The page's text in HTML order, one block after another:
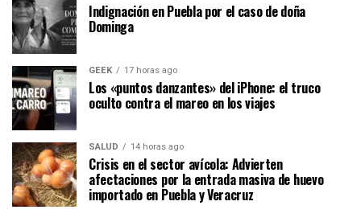
Indignación en Puebla por el caso de doña
Dominga
GEEK 17 horas ago
Los «puntos danzantes» del iPhone: el truco
oculto contra el mareo en los viajes
SALUD 14 horas ago
Crisis en el sector avícola: Advierten
afectaciones por la entrada masiva de huevo
importado en Puebla y Veracruz